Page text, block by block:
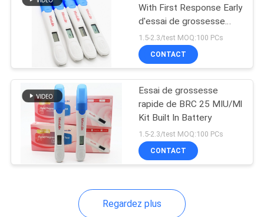
Essai de
coagulation
Kit d'essai d'IgG IgM
With First Response Early
d'essai de grossesse
claire de Digital
1.5-2.3/test MOQ:100 PCs
CONTACT
Essai de grossesse
rapide de BRC 25 MIU/Ml
Kit Built In Battery
1.5-2.3/test MOQ:100 PCs
CONTACT
Regardez plus